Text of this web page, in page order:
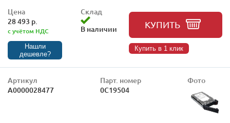
Цена
28 493 р.
с учётом НДС
Нашли
дешевле?
Склад
В наличии
КУПИТЬ
Купить в 1 клик
Артикул
А0000028477
Парт. номер
0C19504
Фото